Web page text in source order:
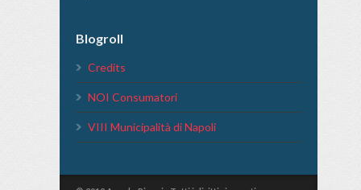
Blogroll
Credits
NOI Consumatori
VIII Municipalità di Napoli